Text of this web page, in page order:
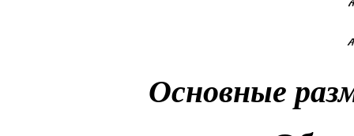
Основные